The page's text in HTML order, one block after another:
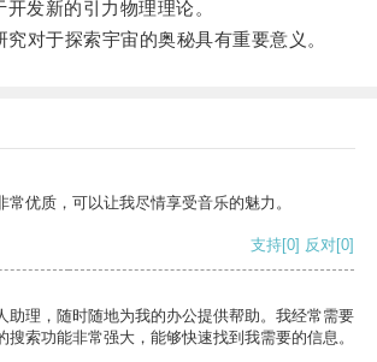
发新的引力物理理论。
于探索宇宙的奥秘具有重要意义。
常优质，可以让我尽情享受音乐的魅力。
支持[0] 反对[0]
助理，随时随地为我的办公提供帮助。我经常需要
搜索功能非常强大，能够快速找到我需要的信息。